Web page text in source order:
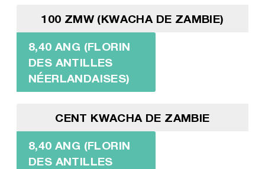
100 ZMW (KWACHA DE ZAMBIE)
8,40 ANG (FLORIN
DES ANTILLES
NÉERLANDAISES)
CENT KWACHA DE ZAMBIE
8,40 ANG (FLORIN
DES ANTILLES